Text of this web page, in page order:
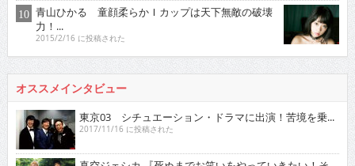
青山ひかる 童顔柔らかＩカップは天下無敵の破壊
力！...
2015/2/16 に投稿された
オススメインタビュー
東京03 シチュエーション・ドラマに出演！苦境を乗...
2017/11/16 に投稿された